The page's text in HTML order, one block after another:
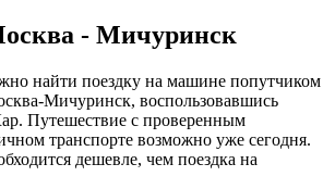
- Мичуринск
найти поездку на машине попутчиком
Мичуринск, воспользовавшись
Путешествие с проверенным
транспорте возможно уже сегодня.
дешевле, чем поездка на